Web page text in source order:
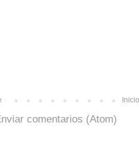
Inicio
comentarios (Atom)